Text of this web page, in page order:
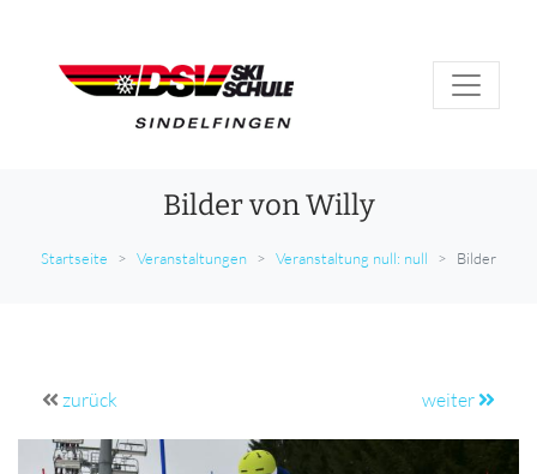
Bilder von Willy
Startseite Veranstaltungen Veranstaltung null: null Bilder
zurück weiter